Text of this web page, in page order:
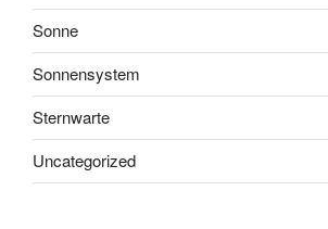
Sonne
Sonnensystem
Sternwarte
Uncategorized